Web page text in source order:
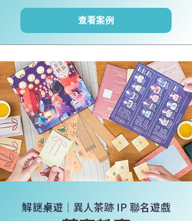
查看案例
解謎桌遊｜異人茶跡 IP 聯名遊戲